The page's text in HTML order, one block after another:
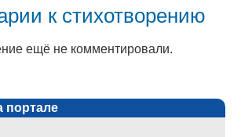
к стихотворению
ещё не комментировали.
портале